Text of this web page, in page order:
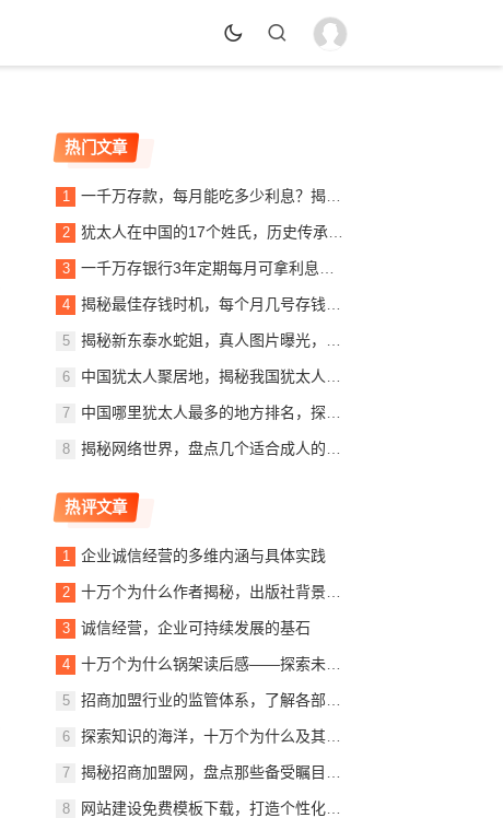
热门文章
一千万存款，每月能吃多少利息？揭秘银行利息收入背后的秘密
犹太人在中国的17个姓氏，历史传承与文化交融，犹太人在中国的姓氏传承与文化交融概览
一千万存银行3年定期每月可拿利息多少？详解定期存款收益计算
揭秘最佳存钱时机，每个月几号存钱最划算？
揭秘新东泰水蛇姐，真人图片曝光，美貌与实力并存
中国犹太人聚居地，揭秘我国犹太人最多的城市，中国犹太人聚居地探秘，揭秘我国犹太人口最多的城市
中国哪里犹太人最多的地方排名，探寻东方的以色列社区，东方犹太人聚集地，中国犹太人数量最多地区揭秘
揭秘网络世界，盘点几个适合成人的优质网站推荐
热评文章
企业诚信经营的多维内涵与具体实践
十万个为什么作者揭秘，出版社背景、内容简介及读者观后感
诚信经营，企业可持续发展的基石
十万个为什么锅架读后感——探索未知，启迪智慧
招商加盟行业的监管体系，了解各部门的职责与作用
探索知识的海洋，十万个为什么及其作者与出版社的故事
揭秘招商加盟网，盘点那些备受瞩目的加盟公司
网站建设免费模板下载，打造个性化网站，轻松入门指南